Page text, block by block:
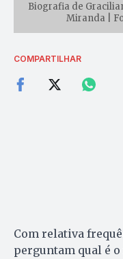
Biografia de
Miranda |
COMPARTILHAR
Com relativa
perguntam qual é